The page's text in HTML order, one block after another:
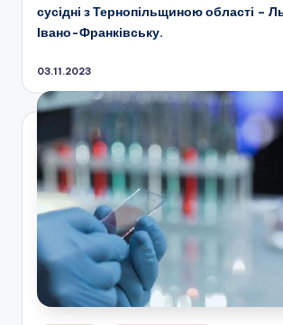
сусідні з Тернопільщиною області –
Івано-Франківську.
03.11.2023